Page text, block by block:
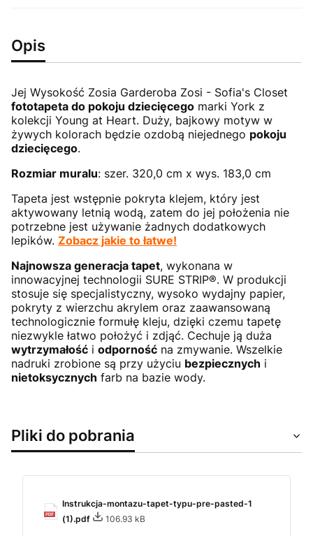
Opis
Jej Wysokość Zosia Garderoba Zosi - Sofia's Closet
fototapeta do pokoju dziecięcego marki York z
kolekcji Young at Heart. Duży, bajkowy motyw w
żywych kolorach będzie ozdobą niejednego pokoju
dziecięcego.
Rozmiar muralu: szer. 320,0 cm x wys. 183,0 cm
Tapeta jest wstępnie pokryta klejem, który jest
aktywowany letnią wodą, zatem do jej położenia nie
potrzebne jest używanie żadnych dodatkowych
lepików. Zobacz jakie to łatwe!
Najnowsza generacja tapet, wykonana w
innowacyjnej technologii SURE STRIP®. W produkcji
stosuje się specjalistyczny, wysoko wydajny papier,
pokryty z wierzchu akrylem oraz zaawansowaną
technologicznie formułę kleju, dzięki czemu tapetę
niezwykle łatwo położyć i zdjąć. Cechuje ją duża
wytrzymałość i odporność na zmywanie. Wszelkie
nadruki zrobione są przy użyciu bezpiecznych i
nietoksycznych farb na bazie wody.
Pliki do pobrania
Instrukcja-montazu-tapet-typu-pre-pasted-1
(1).pdf
106.93 kB